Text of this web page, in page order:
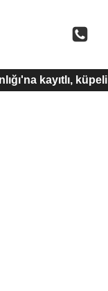
kayıtlı,